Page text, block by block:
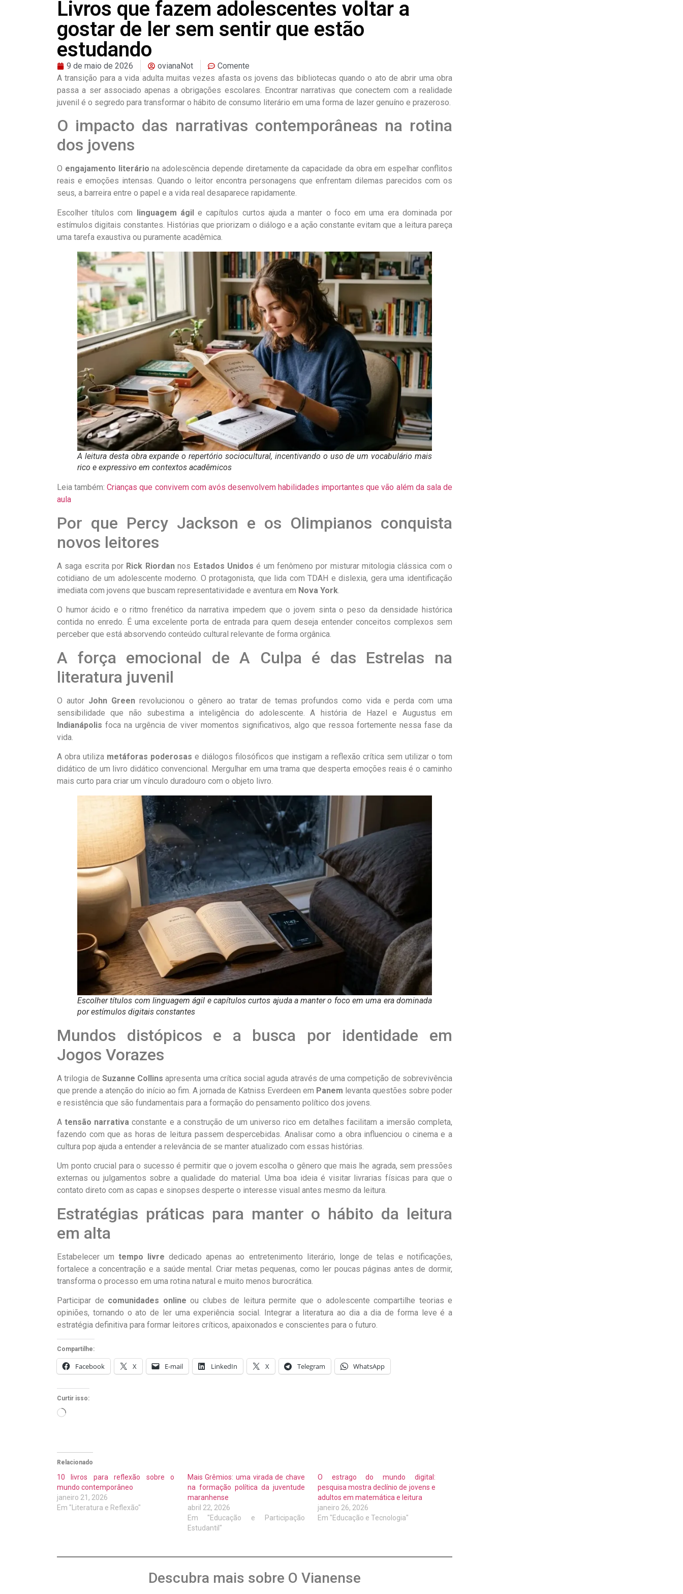
Livros que fazem adolescentes voltar a
gostar de ler sem sentir que estão
estudando
9 de maio de 2026 ovianaNot
Comente
A transição para a vida adulta muitas vezes afasta os jovens das bibliotecas quando o ato de abrir uma obra
passa a ser associado apenas a obrigações escolares. Encontrar narrativas que conectem com a realidade
juvenil é o segredo para transformar o hábito de consumo literário em uma forma de lazer genuíno e prazeroso.
O impacto das narrativas contemporâneas na rotina
dos jovens
O engajamento literário na adolescência depende diretamente da capacidade da obra em espelhar conflitos
reais e emoções intensas. Quando o leitor encontra personagens que enfrentam dilemas parecidos com os
seus, a barreira entre o papel e a vida real desaparece rapidamente.
Escolher títulos com linguagem ágile capítulos curtos ajuda a manter o foco em uma era dominada por
estímulos digitais constantes. Histórias que priorizam o diálogo e a ação constante evitam que a leitura pareça
uma tarefa exaustiva ou puramente acadêmica.
A leitura desta obra expande o repertório sociocultural, incentivando o uso de um vocabulário mais
rico e expressivo em contextos acadêmicos
Leia também:Crianças que convivem com avós desenvolvem habilidades importantes que vão além da sala de
aula
Por que Percy Jackson e os Olimpianos conquista
novos leitores
A saga escrita por Rick Riordannos Estados Unidos é um fenômeno por misturar mitologia clássica com o
cotidiano de um adolescente moderno. O protagonista, que lida com TDAH e dislexia, gera uma identificação
imediata com jovens que buscam representatividade e aventura em Nova York
O humor ácido e o ritmo frenético da narrativa impedem que o jovem sinta o peso da densidade histórica
contida no enredo. É uma excelente porta de entrada para quem deseja entender conceitos complexos sem
perceber que está absorvendo conteúdo cultural relevante de forma orgânica.
A força emocional de A Culpa é das Estrelas na
literatura juvenil
O autor John Green revolucionou o gênero ao tratar de temas profundos como vida e perda com uma
sensibilidade que não subestima a inteligência do adolescente. A história de Hazel e Augustus em
Indianápolis foca na urgência de viver momentos significativos, algo que ressoa fortemente nessa fase da
vida.
A obra utiliza metáforas poderosas e diálogos filosóficos que instigam a reflexão crítica sem utilizar o tom
didático de um livro didático convencional. Mergulhar em uma trama que desperta emoções reais é o caminho
mais curto para criar um vínculo duradouro com o objeto livro.
Escolher títulos com linguagem ágil e capítulos curtos ajuda a manter o foco em uma era dominada
por estímulos digitais constantes
Mundos distópicos e a busca por identidade em
Jogos Vorazes
A trilogia de Suzanne Collins apresenta uma crítica social aguda através de uma competição de sobrevivência
que prende a atenção do início ao fim. A jornada de Katniss Everdeen em Panem levanta questões sobre poder
e resistência que são fundamentais para a formação do pensamento político dos jovens.
Atensão narrativa constante e a construção de um universo rico em detalhes facilitam a imersão completa,
fazendo com que as horas de leitura passem despercebidas. Analisar como a obra influenciou o cinema e a
cultura pop ajuda a entender a relevância de se manter atualizado com essas histórias.
Um ponto crucial para o sucesso é permitir que o jovem escolha o gênero que mais lhe agrada, sem pressões
externas ou julgamentos sobre a qualidade do material. Uma boa ideia é visitar livrarias físicas para que o
contato direto com as capas e sinopses desperte o interesse visual antes mesmo da leitura.
Estratégias práticas para manter o hábito da leitura
em alta
Estabelecer umtempo livre dedicado apenas ao entretenimento literário, longe de telas e notificações,
fortalece a concentração e a saúde mental. Criar metas pequenas, como ler poucas páginas antes de dormir,
transforma o processo em uma rotina natural e muito menos burocrática.
Participar de comunidades online ou clubes de leitura permite que o adolescente compartilhe teorias e
opiniões, tornando o ato de ler uma experiência social. Integrar a literatura ao dia a dia de forma leve é a
estratégia definitiva para formar leitores críticos, apaixonados e conscientes para o futuro.
Compartilhe:
Facebook X E-mail LinkedIn X Telegram WhatsApp
Curtir isso:
Relacionado
10 livros para reflexão sobre o
mundo contemporâneo
janeiro 21, 2026
Em "Literatura e Reflexão"
Mais Grêmios: uma virada de chave
na formação política da juventude
maranhense
abril 22, 2026
Em "Educação e Participação
Estudantil"
O estrago do mundo digital:
pesquisa mostra declínio de jovens e
adultos em matemática e leitura
janeiro 26, 2026
Em "Educação e Tecnologia"
Descubra mais sobre O Vianense